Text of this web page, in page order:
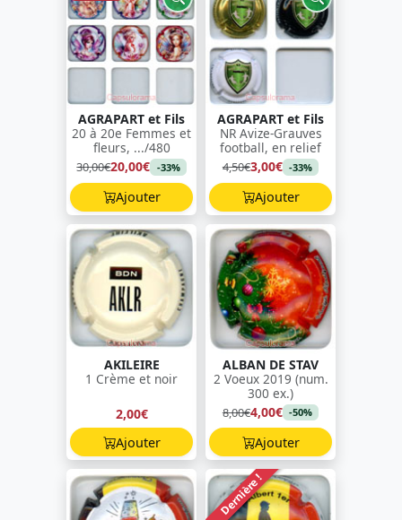
AGRAPART et Fils
20 à 20e Femmes et
fleurs, .../480
30,00€20,00€ -33%
Ajouter
AGRAPART et Fils
NR Avize-Grauves
football, en relief
4,50€3,00€ -33%
Ajouter
AKILEIRE
1 Crème et noir
2,00€
Ajouter
ALBAN DE STAV
2 Voeux 2019 (num.
300 ex.)
8,00€4,00€ -50%
Ajouter
Dernière !